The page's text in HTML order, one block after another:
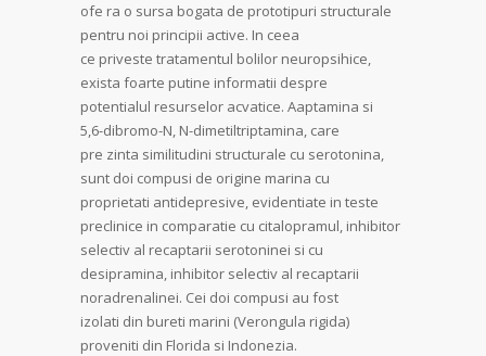
ofe ra o sursa bogata de prototipuri structurale
pentru noi principii active. In ceea
ce priveste tratamentul bolilor neuropsihice,
exista foarte putine informatii despre
potentialul resurselor acvatice. Aaptamina si
5,6-dibromo-N, N-dimetiltriptamina, care
pre zinta similitudini structurale cu serotonina,
sunt doi compusi de origine marina cu
proprietati antidepresive, evidentiate in teste
preclinice in comparatie cu citalopramul, inhibitor
selectiv al recaptarii serotoninei si cu
desipramina, inhibitor selectiv al recaptarii
noradrenalinei. Cei doi compusi au fost
izolati din bureti marini (Verongula rigida)
proveniti din Florida si Indonezia.